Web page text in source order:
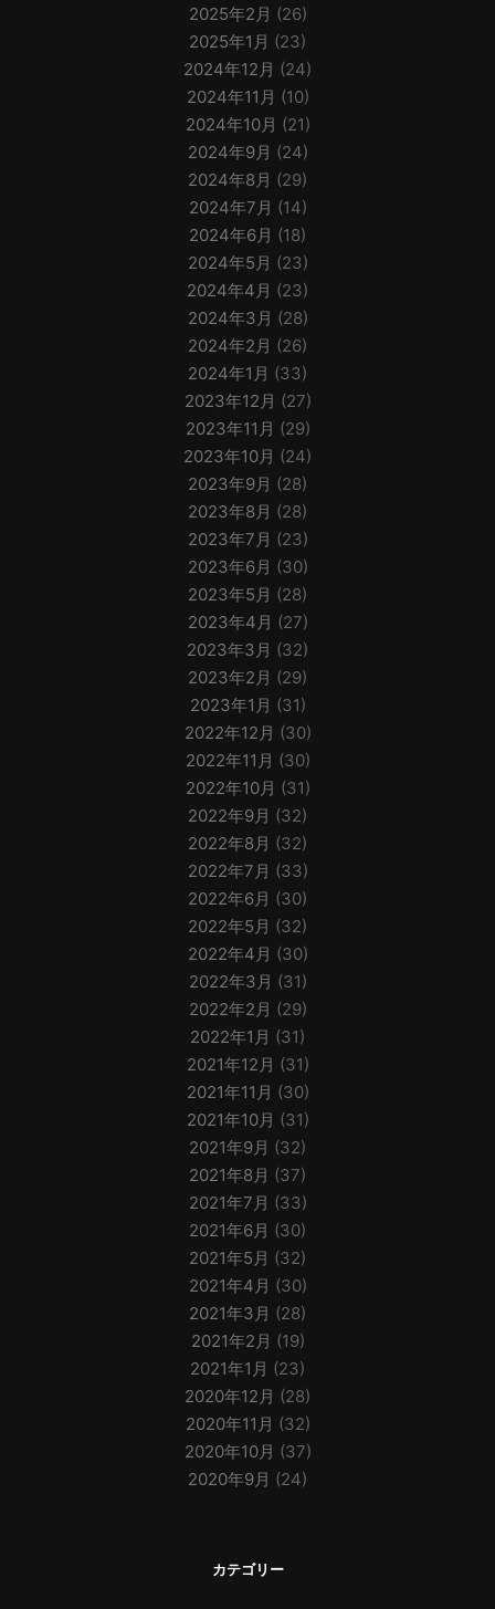
2025年2月 (26)
2025年1月 (23)
2024年12月 (24)
2024年11月 (10)
2024年10月 (21)
2024年9月 (24)
2024年8月 (29)
2024年7月 (14)
2024年6月 (18)
2024年5月 (23)
2024年4月 (23)
2024年3月 (28)
2024年2月 (26)
2024年1月 (33)
2023年12月 (27)
2023年11月 (29)
2023年10月 (24)
2023年9月 (28)
2023年8月 (28)
2023年7月 (23)
2023年6月 (30)
2023年5月 (28)
2023年4月 (27)
2023年3月 (32)
2023年2月 (29)
2023年1月 (31)
2022年12月 (30)
2022年11月 (30)
2022年10月 (31)
2022年9月 (32)
2022年8月 (32)
2022年7月 (33)
2022年6月 (30)
2022年5月 (32)
2022年4月 (30)
2022年3月 (31)
2022年2月 (29)
2022年1月 (31)
2021年12月 (31)
2021年11月 (30)
2021年10月 (31)
2021年9月 (32)
2021年8月 (37)
2021年7月 (33)
2021年6月 (30)
2021年5月 (32)
2021年4月 (30)
2021年3月 (28)
2021年2月 (19)
2021年1月 (23)
2020年12月 (28)
2020年11月 (32)
2020年10月 (37)
2020年9月 (24)
カテゴリー